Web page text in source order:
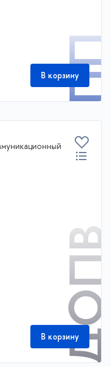
В корзину
В корзину